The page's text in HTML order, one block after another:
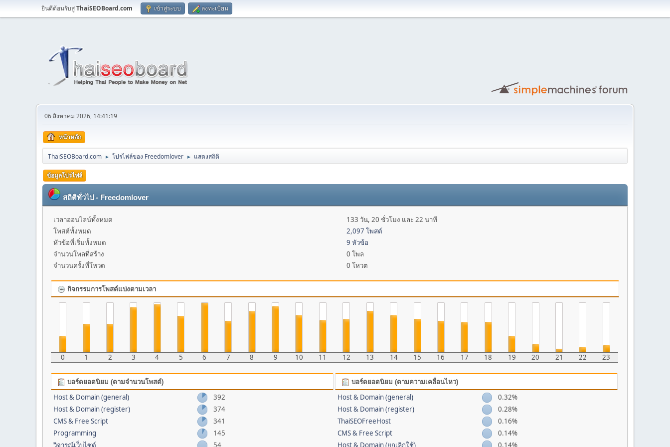
ยินดีต้อนรับสู่ThaiSEOBoard.com เข้าสู่ระบบ ลงทะเบียน
06 สิงหาคม 2026, 14:41:19
หน้าหลัก
ThaiSEOBoard.com ► โปรไฟล์ของ Freedomlover ► แสดงสถิติ
ข้อมูลโปรไฟล์
สถิติทั่วไป - Freedomlover
เวลาออนไลน์ทั้งหมด
133 วัน, 20 ชั่วโมง และ 22 นาที
โพสต์ทั้งหมด
2,097 โพสต์
หัวข้อที่เริ่มทั้งหมด
9 หัวข้อ
จำนวนโพลที่สร้าง
0 โพล
จำนวนครั้งที่โหวต
0 โหวต
กิจกรรมการโพสต์แบ่งตามเวลา
0 1 2 3 4 5 6 7 8 9 10 11 12 13 14 15 16 17 18 19 20 21 22 23
บอร์ดยอดนิยม (ตามจำนวนโพสต์)
Host & Domain (general)
392
Host & Domain (register)
374
CMS & Free Script
341
Programming
145
วิจารณ์เว็บไซต์
54
บอร์ดยอดนิยม (ตามความเคลื่อนไหว)
Host & Domain (general)
0.32%
Host & Domain (register)
0.28%
ThaiSEOFreeHost
0.16%
CMS & Free Script
0.14%
Host & Domain (ยกเลิกใช้)
0.14%